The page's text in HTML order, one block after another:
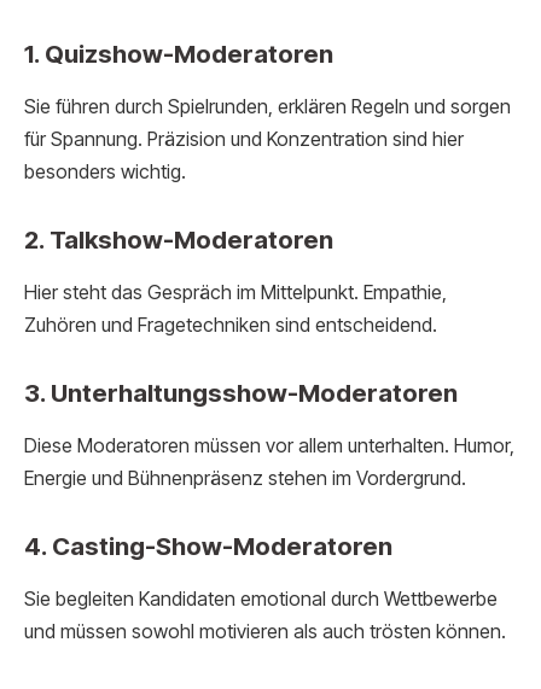
1. Quizshow-Moderatoren
Sie führen durch Spielrunden, erklären Regeln und sorgen
für Spannung. Präzision und Konzentration sind hier
besonders wichtig.
2. Talkshow-Moderatoren
Hier steht das Gespräch im Mittelpunkt. Empathie,
Zuhören und Fragetechniken sind entscheidend.
3. Unterhaltungsshow-Moderatoren
Diese Moderatoren müssen vor allem unterhalten. Humor,
Energie und Bühnenpräsenz stehen im Vordergrund.
4. Casting-Show-Moderatoren
Sie begleiten Kandidaten emotional durch Wettbewerbe
und müssen sowohl motivieren als auch trösten können.